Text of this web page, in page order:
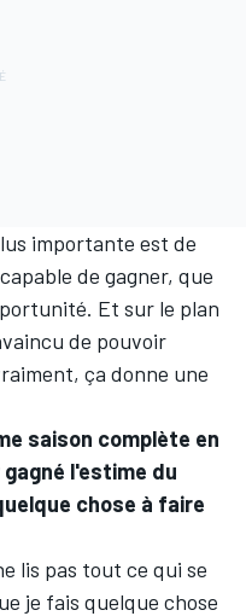
importante est de
de gagner, que
Et sur le plan
de pouvoir
ça donne une
saison complète en
gagné l'estime du
chose à faire
lis pas tout ce qui se
je fais quelque chose